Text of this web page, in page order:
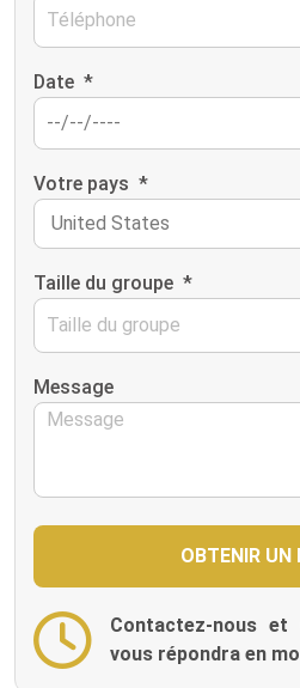
Date *
Votre pays *
Taille du groupe *
Message
Contactez-nous
vous répondra en